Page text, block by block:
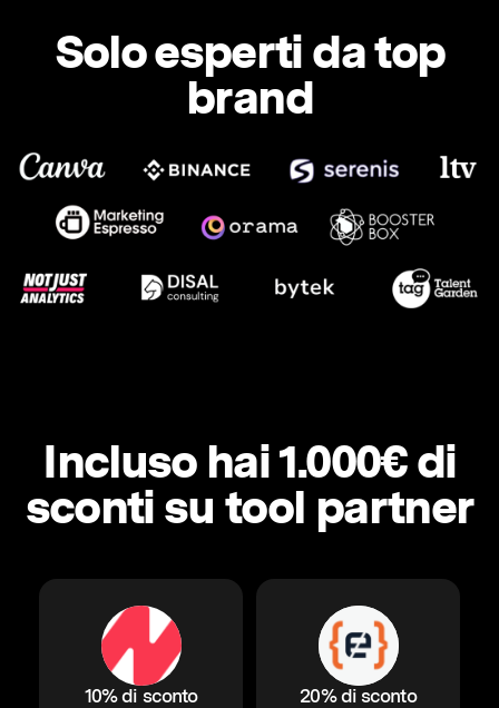
Solo esperti da top
brand
Incluso hai 1.000€ di
sconti su tool partner
10% di sconto 20% di sconto